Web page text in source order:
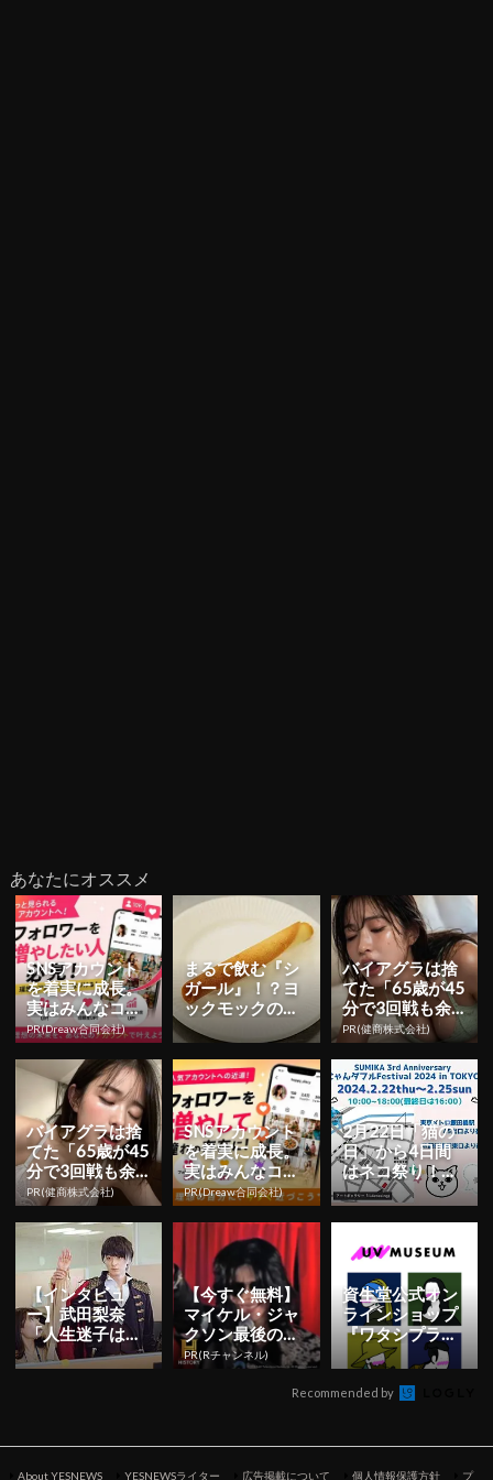
あなたにオススメ
SNSアカウント
を着実に成長。
実はみんなココ
使ってます。
PR(Dreaw合同会社)
まるで飲む『シ
ガール』！？ヨ
ックモックの新
感覚デザート
『クーシェ』が
東京駅に登場...
バイアグラは捨
てた「65歳が45
分で3回戦も余
裕」1日31円で
朝まで絶好調！
PR(健商株式会社)
バイアグラは捨
てた「65歳が45
分で3回戦も余
裕」1日31円で
朝まで絶好調！
PR(健商株式会社)
SNSアカウント
を着実に成長。
実はみんなココ
使ってます。
PR(Dreaw合同会社)
2月22日「猫の
日」から4日間
はネコ祭り！猫
グッズ大集合の
「にゃんダフルF
【インタビュ
ー】武田梨奈
「人生迷子は悪
いことではな
い」 主演映画で
【今すぐ無料】
マイケル・ジャ
クソン最後の真
実をRチャンネ
PR(Rチャンネル)
資生堂公式オン
ラインショップ
『ワタシプラ
ス』が夏のサン
ケア＆美白ケア
の 2 大キ...
Recommended by
About YESNEWS YESNEWSライター 広告掲載について 個人情報保護方針 プ